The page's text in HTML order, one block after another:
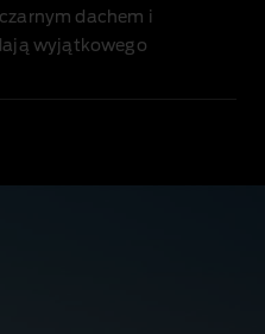
dachem i
wyjątkowego